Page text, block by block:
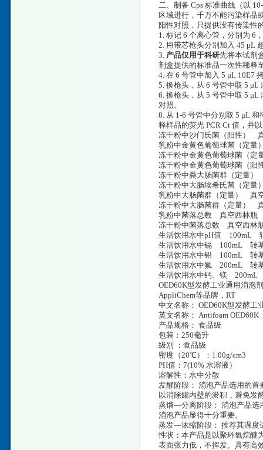
二、制备 Cps 标准曲线（以
区域进行，千万不能污染样品
阳性对照，只提供没有传染性
1. 标记 6 个离心管，分别为 6
2. 用带芯枪头分别加入 45 μL
3. 产品仅用于科研先将本试剂
剂盒提供的标准品一次性稀释
4. 在 6 号管中加入 5 μL 10E7
5. 换枪头，从 6 号管中取 5 μL
6. 换枪头，从 5 号管中取 5
对照。
8. 从 1-6 号管中分别取 5 μL
释样品的荧光 PCR Ct 值，并
冻干粉中沙门氏菌（阳性）
乳粉中金黄色葡萄球菌（定
冻干粉中金黄色葡萄球菌（
冻干粉中金黄色葡萄球菌（
冻干粉中粪大肠菌群（定量
冻干粉中大肠埃希氏菌（定
乳粉中大肠菌群（定量） 真
冻干粉中大肠菌群（定量）
乳粉中菌落总数 真空西林瓶
冻干粉中菌落总数 真空西林
生活饮用水中pH值 100mL
生活饮用水中镉 100mL 转基
生活饮用水中铅 100mL 转
生活饮用水中氟 200mL 转基
生活饮用水中钙、镁 200mL
OED60K型发酵工业通用消泡
AppliChem等品牌，RT
中文名称： OED60K型发酵工
英文名称： Antifoam OED60K
产品规格： 食品级
包装：250毫升
级别 ：食品级
密度（20℃）：1.00g/cm3
PH值：7(10% 水溶液）
溶解性：水中分散
发酵阶段： 消泡产品选用的
以消除罐内壁的淤积，避免
蒸馏—分离阶段： 消泡产品选
消泡产品显得十分重要。
蒸发—浓缩阶段： 推荐其温度
性状：本产品是以聚环氧烷醚
表面张力低，不挥发。具有高